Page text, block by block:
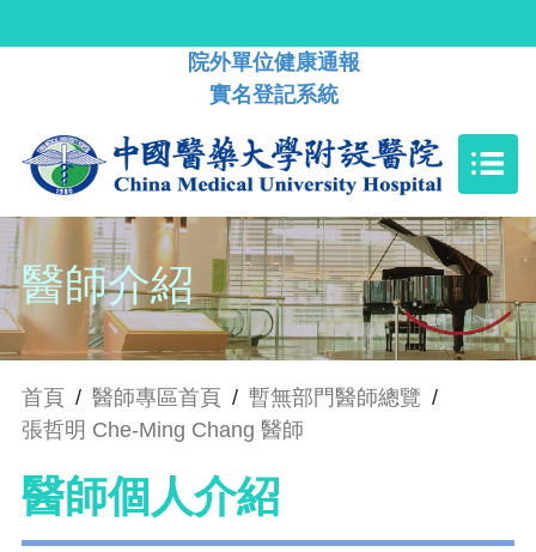
院外單位健康通報
實名登記系統
醫師介紹
首頁 / 醫師專區首頁 / 暫無部門醫師總覽 /
張哲明 Che-Ming Chang 醫師
醫師個人介紹